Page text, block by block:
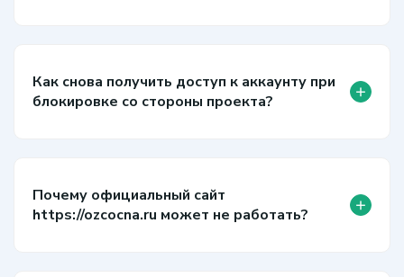
Как снова получить доступ к аккаунту при
блокировке со стороны проекта?
+
Почему официальный сайт
https://ozcocna.ru может не работать?
+